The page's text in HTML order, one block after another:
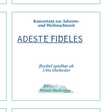
ADESTE FIDELES